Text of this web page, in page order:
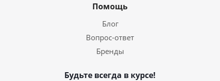
Помощь
Блог
Вопрос-ответ
Бренды
Будьте всегда в курсе!